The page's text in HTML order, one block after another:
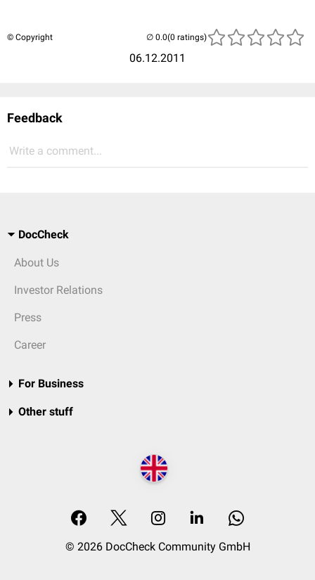
© Copyright
06.12.2011
(0 ratings)
Feedback
Write a comment...
DocCheck
About Us
Investor Relations
Press
Career
For Business
Other stuff
© 2026 DocCheck Community GmbH